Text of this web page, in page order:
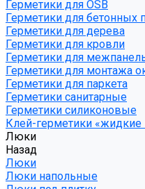
Герметики для OSB
Герметики для бетонных
Герметики для дерева
Герметики для кровли
Герметики для
Герметики для монтажа
Герметики для паркета
Герметики санитарные
Герметики силиконовые
Клей-герметики «жидкие
Люки
Назад
Люки
Люки напольные